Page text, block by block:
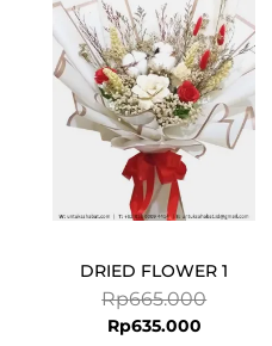
DRIED FLOWER 1
Rp665.000
was:
Rp635.000
is: